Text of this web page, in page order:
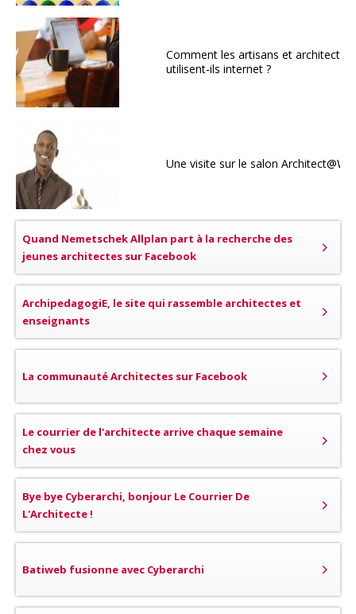
Comment les artisans et architectes
utilisent-ils internet ?
Une visite sur le salon
Quand Nemetschek Allplan part à la recherche des
jeunes architectes sur Facebook
ArchipedagogiE, le site qui rassemble architectes et
enseignants
La communauté Architectes sur Facebook
Le courrier de l'architecte arrive chaque semaine
chez vous
Bye bye Cyberarchi, bonjour Le Courrier De
L'Architecte !
Batiweb fusionne avec Cyberarchi